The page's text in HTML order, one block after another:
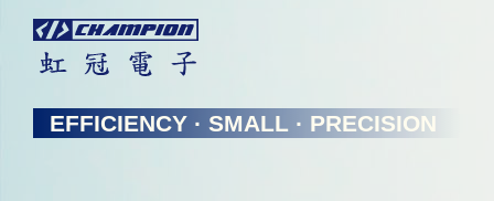
EFFICIENCY · SMALL · PRECISION